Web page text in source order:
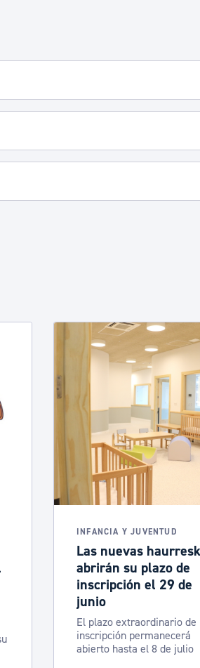
INFANCIA Y JUVENTUD
Las nuevas
abrirán su plazo de
inscripción el 29 de
junio
El plazo extraordinario de
inscripción permanecerá
abierto hasta el 8 de julio